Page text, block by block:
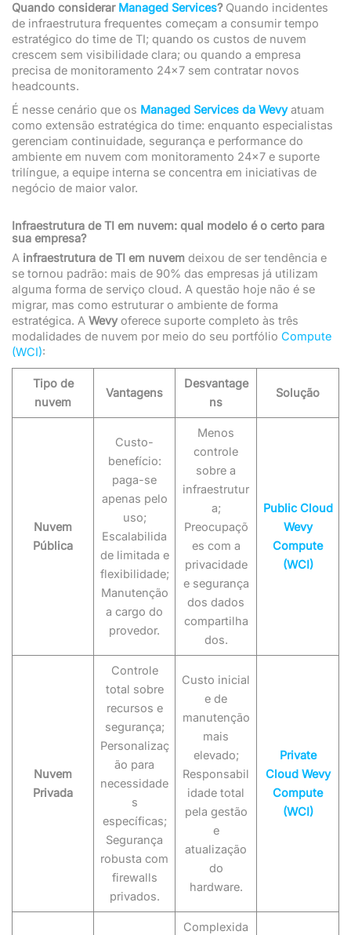
Quando considerar Managed Services? Quando incidentes
de infraestrutura frequentes começam a consumir tempo
estratégico do time de TI; quando os custos de nuvem
crescem sem visibilidade clara; ou quando a empresa
precisa de monitoramento 24×7 sem contratar novos
headcounts.
É nesse cenário que os Managed Services da Wevy atuam
como extensão estratégica do time: enquanto especialistas
gerenciam continuidade, segurança e performance do
ambiente em nuvem com monitoramento 24×7 e suporte
trilíngue, a equipe interna se concentra em iniciativas de
negócio de maior valor.
Infraestrutura de TI em nuvem: qual modelo é o certo para
sua empresa?
A infraestrutura de TI em nuvemdeixou de ser tendência e
se tornou padrão: mais de 90% das empresas já utilizam
alguma forma de serviço cloud. A questão hoje não é se
migrar, mas como estruturar o ambiente de forma
estratégica. A Wevyoferece suporte completo às três
modalidades de nuvem por meio do seu portfólio Compute
(WCI):
Tipo de
nuvem
Vantagens
Desvantage
ns
Solução
Nuvem
Pública
Custo-
benefício:
paga-se
apenas pelo
uso;
Escalabilida
de limitada e
flexibilidade;
Manutenção
a cargo do
provedor.
Menos
controle
sobre a
infraestrutur
a;
Preocupaçõ
es com a
privacidade
e segurança
dos dados
compartilha
dos.
Public Cloud
Wevy
Compute
(WCI)
Nuvem
Privada
Controle
total sobre
recursos e
segurança;
Personalizaç
ão para
necessidade
s
específicas;
Segurança
robusta com
firewalls
privados.
Custo inicial
e de
manutenção
mais
elevado;
Responsabil
idade total
pela gestão
e
atualização
do
hardware.
Private
Cloud Wevy
Compute
(WCI)
Complexida